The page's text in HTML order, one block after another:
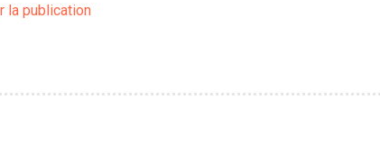
la publication